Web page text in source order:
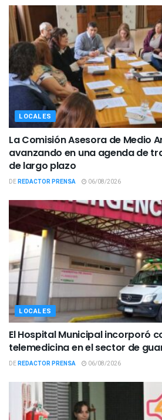
LOCALES
La Comisión Asesora de Medio
avanzando en una agenda de
de largo plazo
DEREDACTOR PRENSA 06/08/2026
LOCALES
El Hospital Municipal incorporó
telemedicina en el sector de
DEREDACTOR PRENSA 06/08/2026